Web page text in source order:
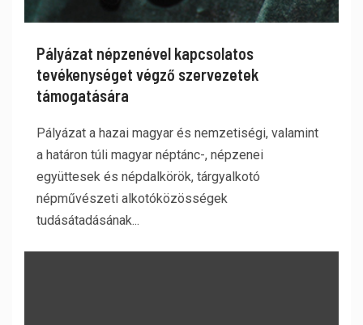
Pályázat népzenével kapcsolatos
tevékenységet végző szervezetek
támogatására
Pályázat a hazai magyar és nemzetiségi, valamint
a határon túli magyar néptánc-, népzenei
együttesek és népdalkörök, tárgyalkotó
népművészeti alkotóközösségek
tudásátadásának...